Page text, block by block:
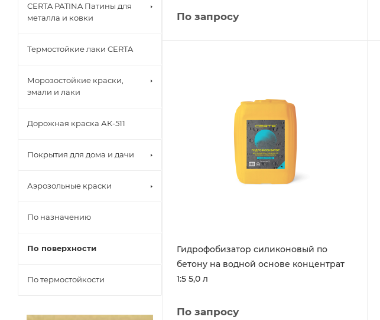
По запросу
Гидрофобизатор силиконовый по
бетону на водной основе концентрат
1:5 5,0 л
По запросу
CERTA PATINA Патины для
металла и ковки
Термостойкие лаки CERTA
Морозостойкие краски,
эмали и лаки
Дорожная краска АК-511
Покрытия для дома и дачи
Аэрозольные краски
По назначению
По поверхности
По термостойкости